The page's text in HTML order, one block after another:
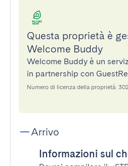
Questa proprietà è
Welcome Buddy
Welcome Buddy è un
in partnership con
Numero di licenza della proprietà:
Arrivo
Informazioni sul